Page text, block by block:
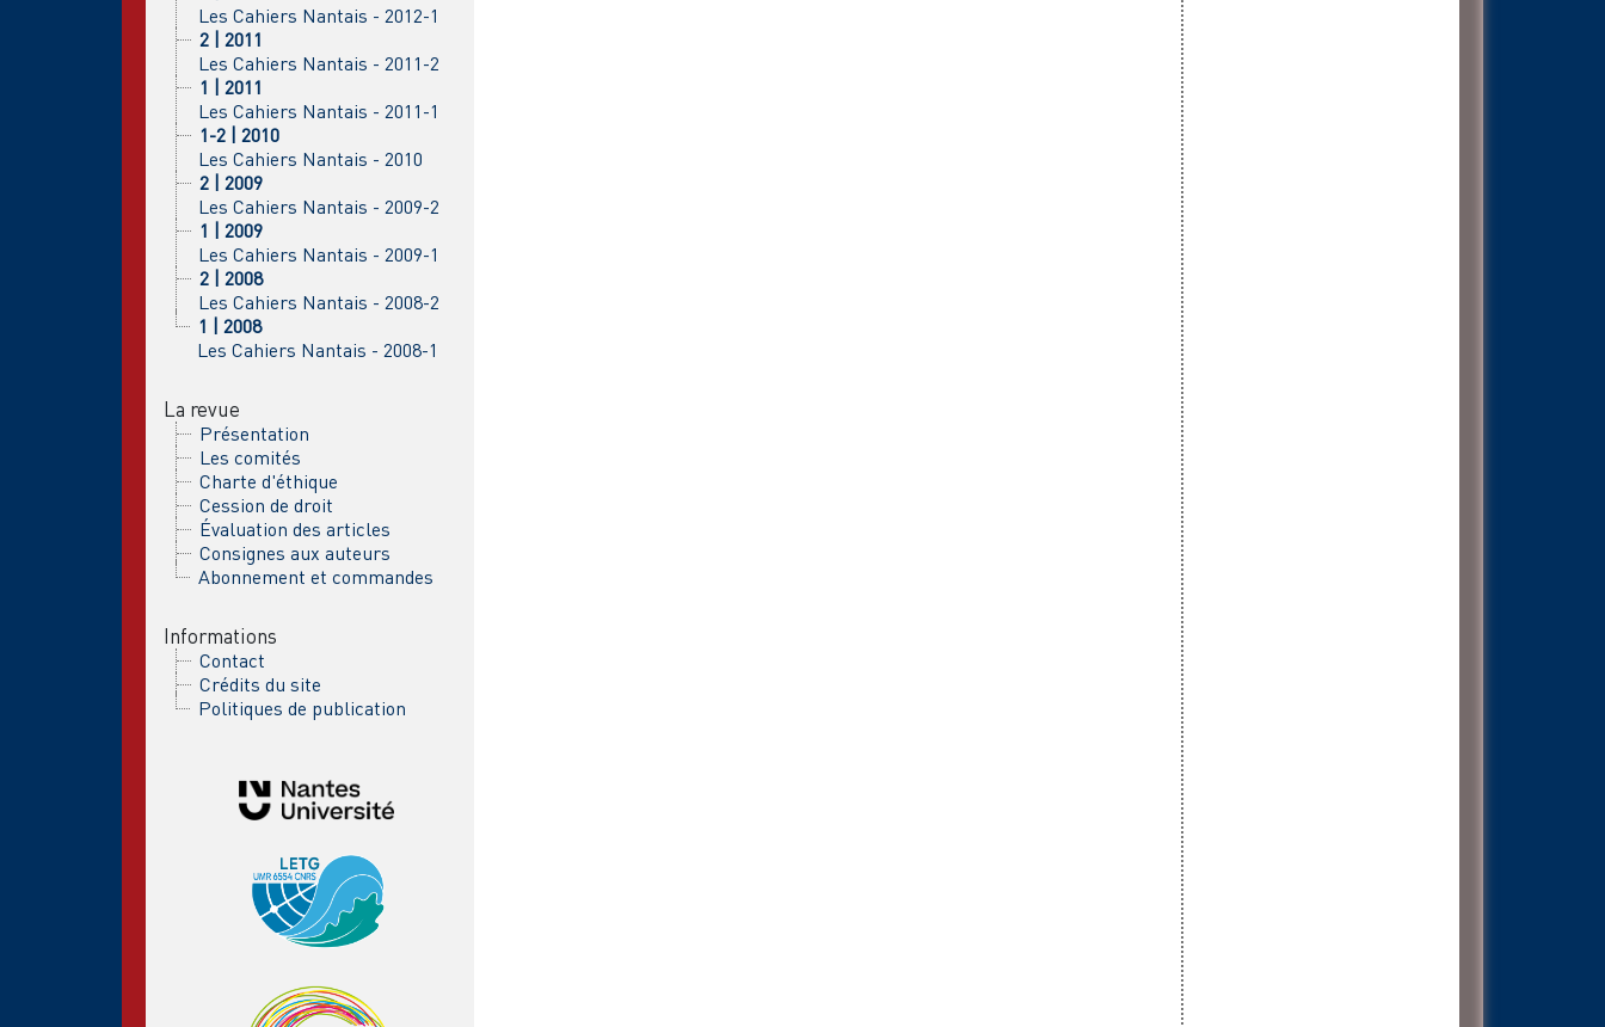
Les Cahiers Nantais - 2012-1
2 | 2011
Les Cahiers Nantais - 2011-2
1 | 2011
Les Cahiers Nantais - 2011-1
1-2 | 2010
Les Cahiers Nantais - 2010
2 | 2009
Les Cahiers Nantais - 2009-2
1 | 2009
Les Cahiers Nantais - 2009-1
2 | 2008
Les Cahiers Nantais - 2008-2
1 | 2008
Les Cahiers Nantais - 2008-1
La revue
Présentation
Les comités
Charte d'éthique
Cession de droit
Évaluation des articles
Consignes aux auteurs
Abonnement et commandes
Informations
Contact
Crédits du site
Politiques de publication